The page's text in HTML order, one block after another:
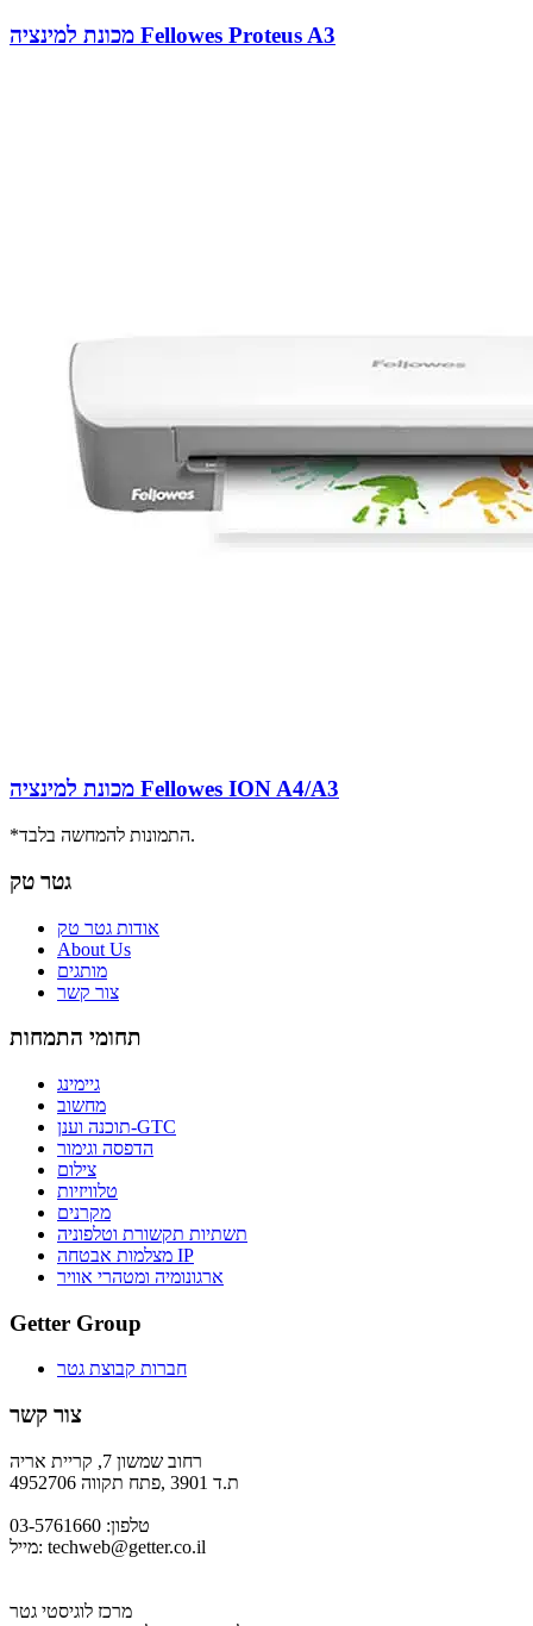
מכונת למינציה Fellowes Proteus A3
מכונת למינציה Fellowes ION A4/A3
*התמונות להמחשה בלבד.
גטר טק
אודות גטר טק
About Us
מותגים
צור קשר
תחומי התמחות
גיימינג
מחשוב
תוכנה וענן-GTC
הדפסה וגימור
צילום
טלוויזיות
מקרנים
תשתיות תקשורת וטלפוניה
מצלמות אבטחה IP
ארגונומיה ומטהרי אוויר
Getter Group
חברות קבוצת גטר
צור קשר
רחוב שמשון 7, קריית אריה
ת.ד 3901 ,פתח תקווה 4952706
טלפון: 03-5761660
מייל: techweb@getter.co.il
מרכז לוגיסטי גטר